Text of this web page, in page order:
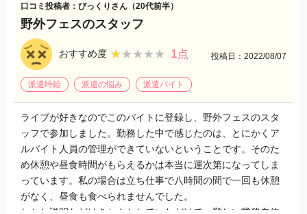
口コミ投稿者：びっくりさん（20代前半）
野外フェスのスタッフ
おすすめ度 ★★★★★
★★★★★ 1点 投稿日：2022/08/07
派遣時給 派遣の悩み 派遣バイト
ライブが好きなのでこのバイトに登録し、野外フェスのスタ
ッフで参加しました。勤務した中で感じたのは、とにかくア
ルバイト人員の管理ができていないということです。そのた
め休憩や昼食時間がもらえるかは本当に運次第になってしま
っています。私の場合は立ち仕事で八時間の間で一回も休憩
がなく、昼食も食べられませんでした。